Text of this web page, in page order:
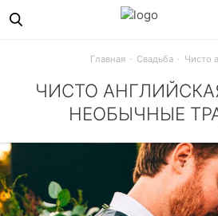
Главная Свадьба
ЧИСТО
НЕОБЫЧНЫЕ
Самые интересные традиции